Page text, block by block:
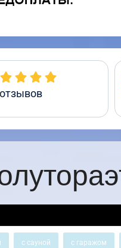
отзывов
с сауной с гаражом